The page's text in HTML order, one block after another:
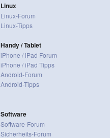
Linux
Linux-Forum
Linux-Tipps
Handy / Tablet
iPhone / iPad Forum
iPhone / iPad Tipps
Android-Forum
Android-Tipps
Software
Software-Forum
Sicherheits-Forum